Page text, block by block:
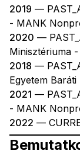
2019 —
- MANK
2020 —
Minisztériuma
2018 —
Egyetem Baráti
2021 —
- MANK
2022 —